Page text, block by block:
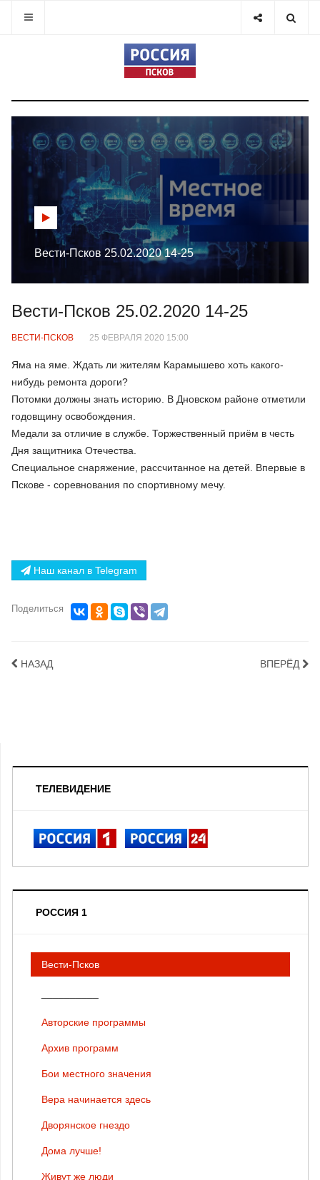
Вести-Псков 25.02.2020 14-25
Вести-Псков 25.02.2020 14-25
ВЕСТИ-ПСКОВ 25 ФЕВРАЛЯ 2020 15:00
Яма на яме. Ждать ли жителям Карамышево хоть какого-
нибудь ремонта дороги?
Потомки должны знать историю. В Дновском районе отметили
годовщину освобождения.
Медали за отличие в службе. Торжественный приём в честь
Дня защитника Отечества.
Специальное снаряжение, рассчитанное на детей. Впервые в
Пскове - соревнования по спортивному мечу.
Наш канал в Telegram
Поделиться
НАЗАД ВПЕРЁД
ТЕЛЕВИДЕНИЕ
РОССИЯ 1
Вести-Псков
Авторские программы
Архив программ
Бои местного значения
Вера начинается здесь
Дворянское гнездо
Дома лучше!
Живут же люди